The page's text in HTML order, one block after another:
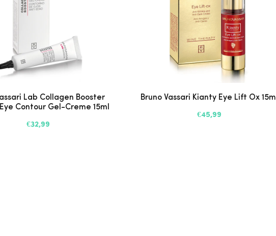
Lab Collagen Booster
Contour Gel-Creme 15ml
€32,99
Bruno Vassari Kianty Eye Lift Ox 15ml
€45,99